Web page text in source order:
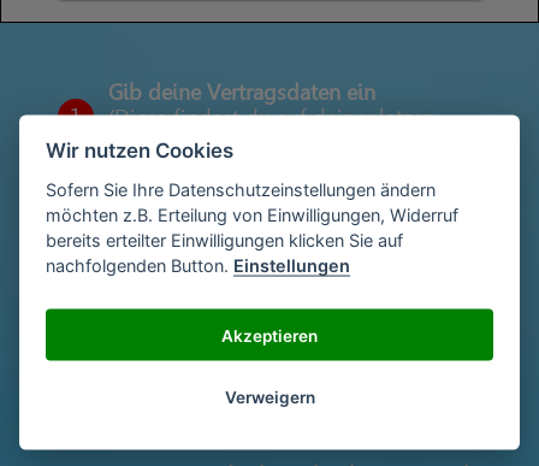
1
Gib deine Vertragsdaten ein
(Diese findest du auf deiner letzen
Abrechnung)
2
Gib deinen Namen und deine Adresse
ein
3
Unterschriebe das Schreiben mit deinem
Wir nutzen Cookies
Sofern Sie Ihre Datenschutzeinstellungen ändern
möchten z.B. Erteilung von Einwilligungen, Widerruf
bereits erteilter Einwilligungen klicken Sie auf
nachfolgenden Button. Einstellungen
Akzeptieren
Verweigern